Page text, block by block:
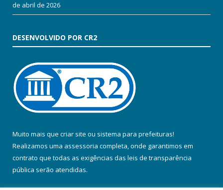
de abril de 2026
DESENVOLVIDO POR CR2
Muito mais que criar site ou sistema para prefeituras!
Realizamos uma assessoria completa, onde garantimos em
contrato que todas as exigências das leis de transparência
pública serão atendidas.